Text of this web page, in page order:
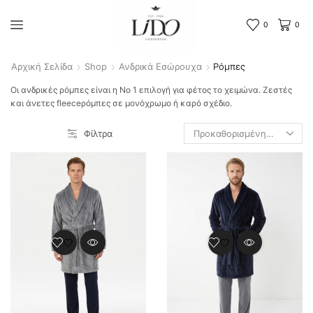
0 0
Αρχική Σελίδα Shop Ανδρικά Εσώρουχα Ρόμπες
Οι ανδρικές ρόμπες είναι η No 1 επιλογή για φέτος το χειμώνα. Ζεστές
και άνετες fleeceρόμπες σε μονόχρωμο ή καρό σχέδιο.
Φίλτρα